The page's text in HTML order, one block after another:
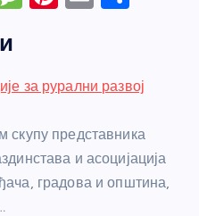
a
e
e
e
за рурални развој
скупу представника
и асоцијација
градова и општина,